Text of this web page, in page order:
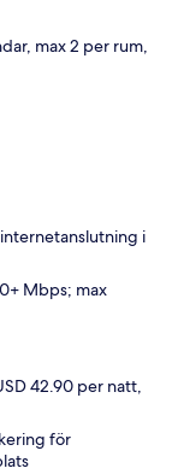
max 2 per rum,
i
Mbps; max
42.90 per natt,
för